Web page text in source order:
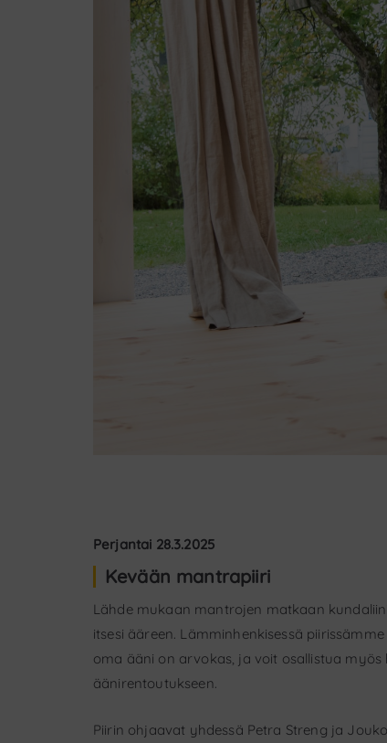
Perjantai 28.3.2025
Kevään mantrapiiri
Lähde mukaan mantrojen matkaan
itsesi ääreen. Lämminhenkisessä
oma ääni on arvokas, ja voit osallistua
äänirentoutukseen.
Piirin ohjaavat yhdessä Petra Streng ja